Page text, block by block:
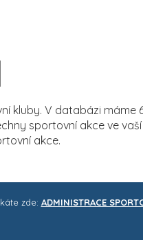
kluby. V databázi máme
sportovní akce ve
akce.
zde: ADMINISTRACE